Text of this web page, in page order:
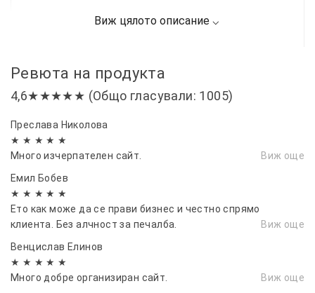
Ревюта на продукта
4,6★★★★★ (Общо гласували: 1005)
Преслава Николова
★ ★ ★ ★ ★
Много изчерпателен сайт.
Виж още
Емил Бобев
★ ★ ★ ★ ★
Ето как може да се прави бизнес и честно спрямо
клиента. Без алчност за печалба.
Виж още
Венцислав Елинов
★ ★ ★ ★ ★
Много добре организиран сайт.
Виж още